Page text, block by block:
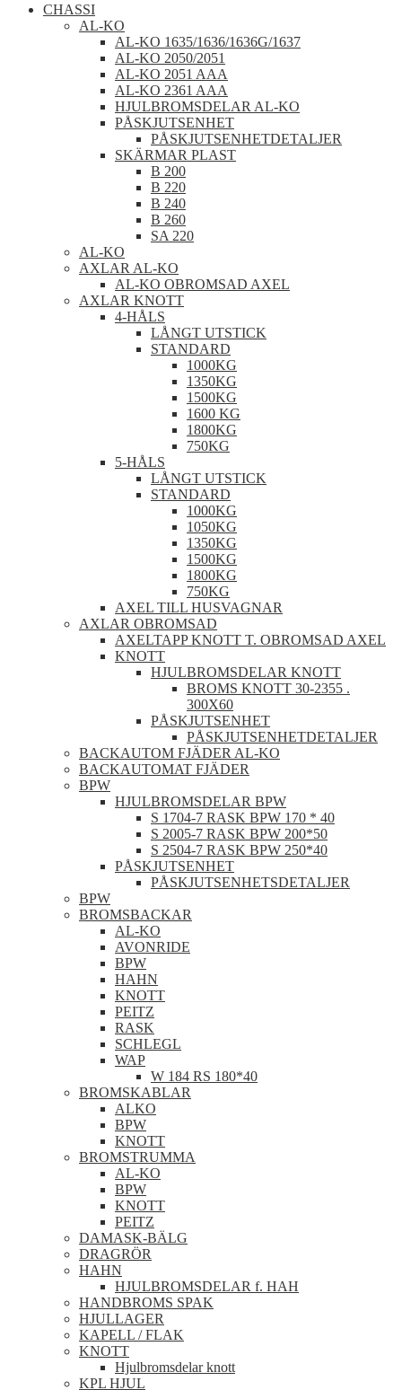
CHASSI
AL-KO
AL-KO 1635/1636/1636G/1637
AL-KO 2050/2051
AL-KO 2051 AAA
AL-KO 2361 AAA
HJULBROMSDELAR AL-KO
PÅSKJUTSENHET
PÅSKJUTSENHETDETALJER
SKÄRMAR PLAST
B 200
B 220
B 240
B 260
SA 220
AL-KO
AXLAR AL-KO
AL-KO OBROMSAD AXEL
AXLAR KNOTT
4-HÅLS
LÅNGT UTSTICK
STANDARD
1000KG
1350KG
1500KG
1600 KG
1800KG
750KG
5-HÅLS
LÅNGT UTSTICK
STANDARD
1000KG
1050KG
1350KG
1500KG
1800KG
750KG
AXEL TILL HUSVAGNAR
AXLAR OBROMSAD
AXELTAPP KNOTT T. OBROMSAD AXEL
KNOTT
HJULBROMSDELAR KNOTT
BROMS KNOTT 30-2355 .
300X60
PÅSKJUTSENHET
PÅSKJUTSENHETDETALJER
BACKAUTOM FJÄDER AL-KO
BACKAUTOMAT FJÄDER
BPW
HJULBROMSDELAR BPW
S 1704-7 RASK BPW 170 * 40
S 2005-7 RASK BPW 200*50
S 2504-7 RASK BPW 250*40
PÅSKJUTSENHET
PÅSKJUTSENHETSDETALJER
BPW
BROMSBACKAR
AL-KO
AVONRIDE
BPW
HAHN
KNOTT
PEITZ
RASK
SCHLEGL
WAP
W 184 RS 180*40
BROMSKABLAR
ALKO
BPW
KNOTT
BROMSTRUMMA
AL-KO
BPW
KNOTT
PEITZ
DAMASK-BÄLG
DRAGRÖR
HAHN
HJULBROMSDELAR f. HAH
HANDBROMS SPAK
HJULLAGER
KAPELL / FLAK
KNOTT
Hjulbromsdelar knott
KPL HJUL